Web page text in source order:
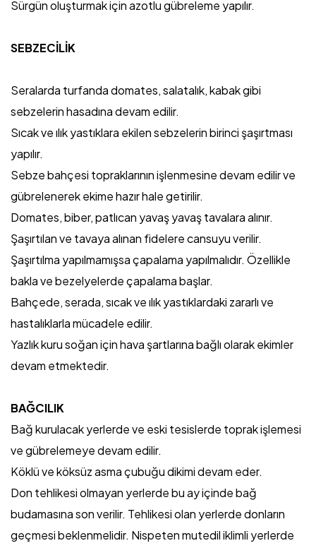
Sürgün oluşturmak için azotlu gübreleme yapılır.
SEBZECİLİK
Seralarda turfanda domates, salatalık, kabak gibi
sebzelerin hasadına devam edilir.
Sıcak ve ılık yastıklara ekilen sebzelerin birinci şaşırtması
yapılır.
Sebze bahçesi topraklarının işlenmesine devam edilir ve
gübrelenerek ekime hazır hale getirilir.
Domates, biber, patlıcan yavaş yavaş tavalara alınır.
Şaşırtılan ve tavaya alınan fidelere cansuyu verilir.
Şaşırtılma yapılmamışsa çapalama yapılmalıdır. Özellikle
bakla ve bezelyelerde çapalama başlar.
Bahçede, serada, sıcak ve ılık yastıklardaki zararlı ve
hastalıklarla mücadele edilir.
Yazlık kuru soğan için hava şartlarına bağlı olarak ekimler
devam etmektedir.
BAĞCILIK
Bağ kurulacak yerlerde ve eski tesislerde toprak işlemesi
ve gübrelemeye devam edilir.
Köklü ve köksüz asma çubuğu dikimi devam eder.
Don tehlikesi olmayan yerlerde bu ay içinde bağ
budamasına son verilir. Tehlikesi olan yerlerde donların
geçmesi beklenmelidir. Nispeten mutedil iklimli yerlerde